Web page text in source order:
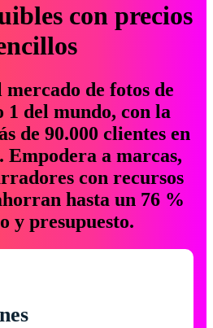
con precios
mercado de fotos de
1 del mundo, con la
de 90.000 clientes en
Empodera a marcas,
con recursos
hasta un 76 %
y presupuesto.